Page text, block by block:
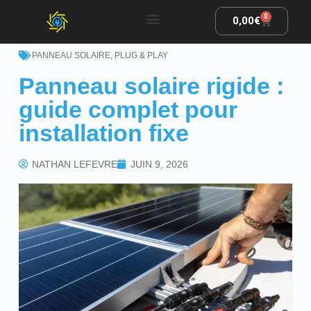
0,00€ 0
PANNEAU SOLAIRE, PLUG & PLAY
Panneau solaire rigide :
guide complet pour
installation fixe
NATHAN LEFEVRE JUIN 9, 2026